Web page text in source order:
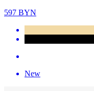
597 BYN
New